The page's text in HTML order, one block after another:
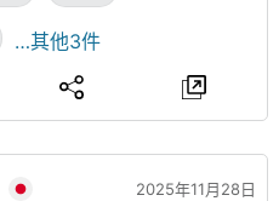
…其他3件
2025年11月28日